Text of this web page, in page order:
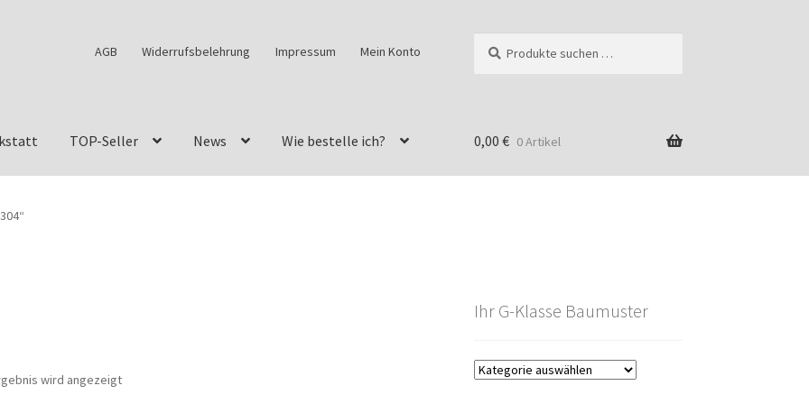
AGB Widerrufsbelehrung Impressum Mein Konto
nach:
TOP-Seller News Wie bestelle ich?
Restore – Tune – Drive
0,00 € 0 Artikel
wird angezeigt
Ihr G-Klasse Baumuster